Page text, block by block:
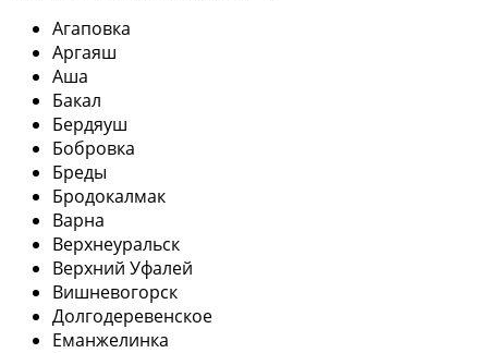
Агаповка
Аргаяш
Аша
Бакал
Бердяуш
Бобровка
Бреды
Бродокалмак
Варна
Верхнеуральск
Верхний Уфалей
Вишневогорск
Долгодеревенское
Еманжелинка